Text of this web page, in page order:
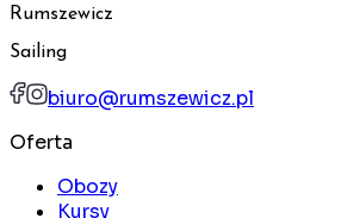
Rumszewicz
Sailing
biuro@rumszewicz.pl
Oferta
Obozy
Kursy